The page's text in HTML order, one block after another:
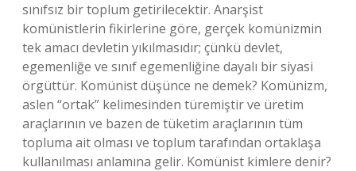
sınıfsız bir toplum getirilecektir. Anarşist
komünistlerin fikirlerine göre, gerçek komünizmin
tek amacı devletin yıkılmasıdır; çünkü devlet,
egemenliğe ve sınıf egemenliğine dayalı bir siyasi
örgüttür. Komünist düşünce ne demek? Komünizm,
aslen “ortak” kelimesinden türemiştir ve üretim
araçlarının ve bazen de tüketim araçlarının tüm
topluma ait olması ve toplum tarafından ortaklaşa
kullanılması anlamına gelir. Komünist kimlere denir?